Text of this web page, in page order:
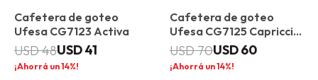
Cafetera de goteo
Ufesa CG7123 Activa
USD41
USD48
14
Cafetera de goteo
Ufesa CG7125 Capriccio
12 DeluxUSD60
USD70
14